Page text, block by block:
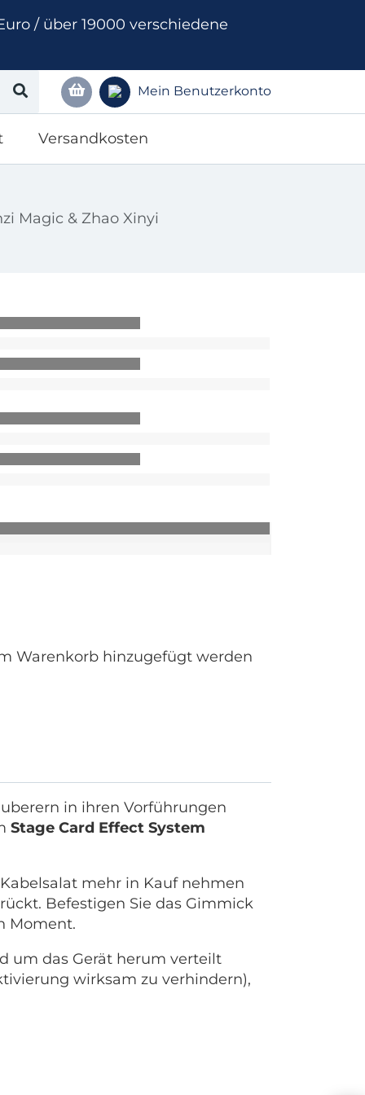
/ über 19000 verschiedene
Mein Benutzerkonto
Versandkosten
Magic & Zhao Xinyi
Warenkorb hinzugefügt werden
in ihren Vorführungen
Stage Card Effect System
mehr in Kauf nehmen
Befestigen Sie das Gimmick
Moment.
um das Gerät herum verteilt
wirksam zu verhindern),